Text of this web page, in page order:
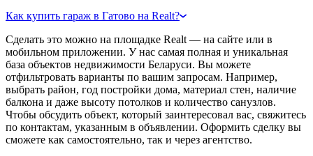
Как купить гараж в Гатово на Realt?
Сделать это можно на площадке Realt — на сайте или в
мобильном приложении. У нас самая полная и уникальная
база объектов недвижимости Беларуси. Вы можете
отфильтровать варианты по вашим запросам. Например,
выбрать район, год постройки дома, материал стен, наличие
балкона и даже высоту потолков и количество санузлов.
Чтобы обсудить объект, который заинтересовал вас, свяжитесь
по контактам, указанным в объявлении. Оформить сделку вы
сможете как самостоятельно, так и через агентство.